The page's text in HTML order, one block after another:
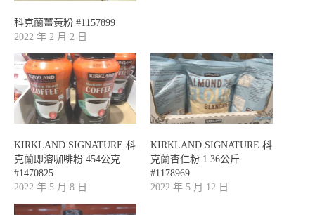
科克蘭薑黃粉 #1157899
2022 年 2 月 2 日
KIRKLAND SIGNATURE 科
克蘭即溶咖啡粉 454公克
#1470825
2022 年 5 月 8 日
KIRKLAND SIGNATURE 科
克蘭杏仁粉 1.36公斤
#1178969
2022 年 5 月 12 日